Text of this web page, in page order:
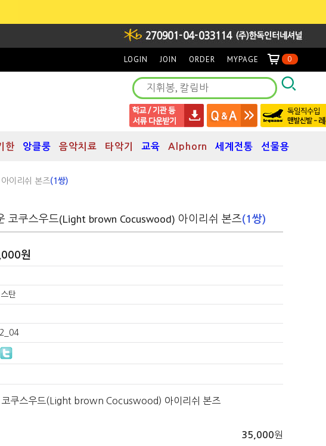
LOGIN JOIN ORDER MYPAGE 0
한 앙클룽 음악치료 타악기 교육 Alphorn 세계전통 선물용
이리쉬 본즈(1쌍)
코쿠스우드(Light brown Cocuswood) 아이리쉬 본즈(1쌍)
원
탄
코쿠스우드(Light brown Cocuswood) 아이리쉬 본즈
35,000원